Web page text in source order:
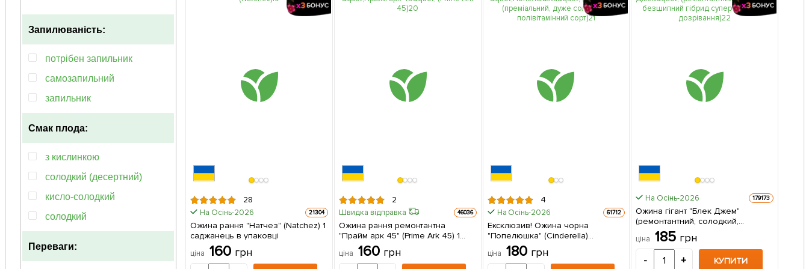
середньопізній
середньоранній
Запилюваність:
потрібен запильник
самозапильний
запильник
Смак плода:
з кислинкою
солодкий (десертний)
кисло-солодкий
солодкий
Переваги:
28
На Осінь-2026 21304
Ожина рання "Натчез" (Natchez) 1
саджанець в упаковці
ціна 160 грн
2
Швидка відправка 46036
Ожина рання ремонтантна
"Прайм арк 45" (Prime Ark 45) 1
саджанець в упаковці
ціна 160 грн
4
На Осінь-2026 61712
Ексклюзив! Ожина чорна
"Попелюшка" (Cinderella)
(преміальний, дуже солодкий,
полівітамінний сорт) 1 саджанець
в упаковці
ціна 180 грн
На Осінь-2026 179173
Ожина гігант "Блек Джем"
(ремонтантний, солодкий,
безшипний гібрид супер
раннього дозрівання) 1
саджанець в упаковці
ціна 185 грн
- + КУПИТИ